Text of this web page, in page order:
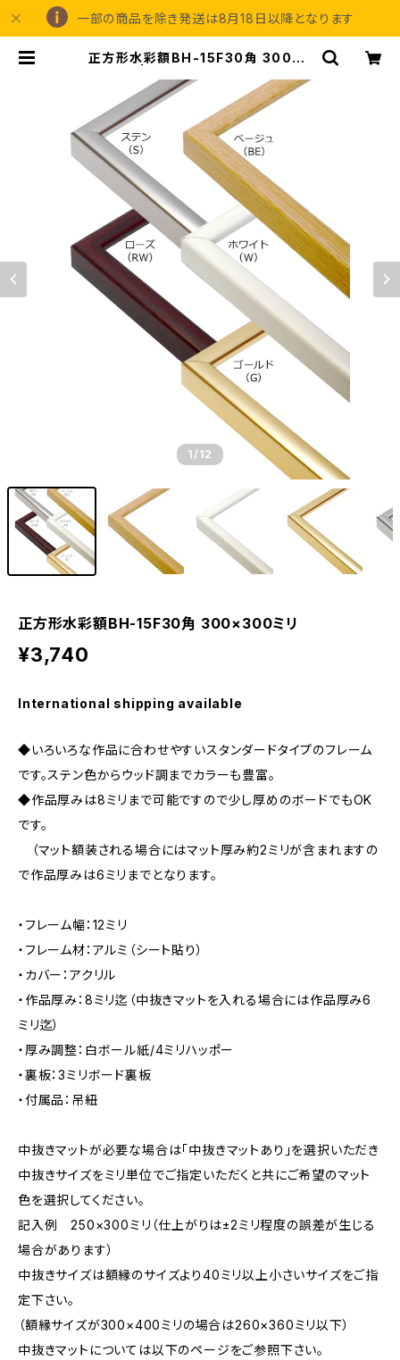
一部の商品を除き発送は8月18日以降となります
正方形水彩額BH-15F30角 300×3
ミングアイガ
1 /12
正方形水彩額BH-15F30角 300×300ミリ
¥3,740
International shipping available
◆いろいろな作品に合わせやすいスタンダードタイプのフレーム
です。ステン色からウッド調までカラーも豊富。
◆作品厚みは8ミリまで可能ですので少し厚めのボードでもOK
です。
（マット額装される場合にはマット厚み約2ミリが含まれますの
で作品厚みは6ミリまでとなります。
・フレーム幅：12ミリ
・フレーム材：アルミ（シート貼り）
・カバー：アクリル
・作品厚み：8ミリ迄（中抜きマットを入れる場合には作品厚み6
ミリ迄）
・厚み調整：白ボール紙/4ミリハッポー
・裏板：3ミリボード裏板
・付属品：吊紐
中抜きマットが必要な場合は「中抜きマットあり」を選択いただき
中抜きサイズをミリ単位でご指定いただくと共にご希望のマット
色を選択してください。
記入例 250×300ミリ（仕上がりは±2ミリ程度の誤差が生じる
場合があります）
中抜きサイズは額縁のサイズより40ミリ以上小さいサイズをご指
定下さい。
（額縁サイズが300×400ミリの場合は260×360ミリ以下）
中抜きマットについては以下のページをご参照下さい。